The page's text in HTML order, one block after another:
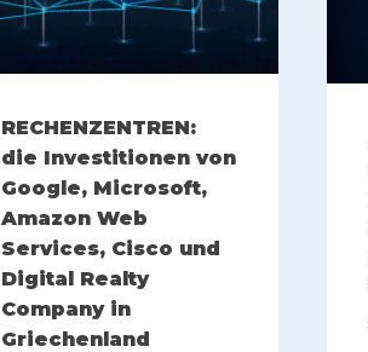
RECHENZENTREN:
die Investitionen von
Google, Microsoft,
Amazon Web
Services, Cisco und
Digital Realty
Company in
Griechenland